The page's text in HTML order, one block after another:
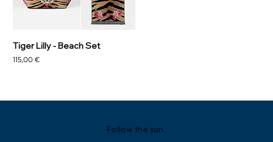
Tiger Lilly - Beach Set
Prezzo
115,00 €
Follow the sun.